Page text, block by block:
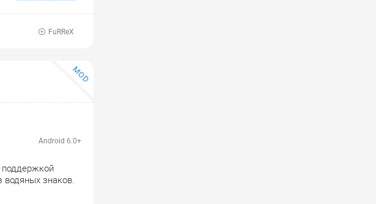
FuRReX
MOD
Android 6.0+
знаков.